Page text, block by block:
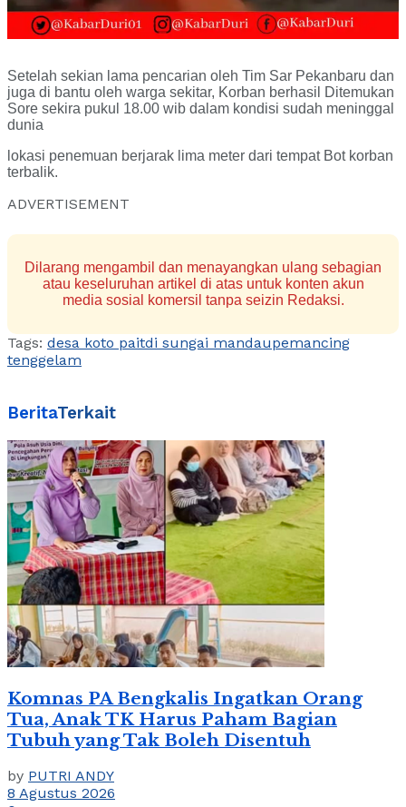
Setelah sekian lama pencarian oleh Tim Sar Pekanbaru dan
juga di bantu oleh warga sekitar, Korban berhasil Ditemukan
Sore sekira pukul 18.00 wib dalam kondisi sudah meninggal
dunia
lokasi penemuan berjarak lima meter dari tempat Bot korban
terbalik.
ADVERTISEMENT
Dilarang mengambil dan menayangkan ulang sebagian
atau keseluruhan artikel di atas untuk konten akun
media sosial komersil tanpa seizin Redaksi.
Tags: desa koto paitdi sungai mandaupemancing
tenggelam
BeritaTerkait
Komnas PA Bengkalis Ingatkan Orang
Tua, Anak TK Harus Paham Bagian
Tubuh yang Tak Boleh Disentuh
by PUTRI ANDY
8 Agustus 2026